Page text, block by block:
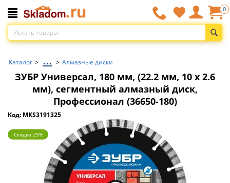
0
Каталог > ... > Алмазные диски
ЗУБР Универсал, 180 мм, (22.2 мм, 10 х 2.6
мм), сегментный алмазный диск,
Профессионал (36650-180)
Код: MKS3191325
Скидка 25%